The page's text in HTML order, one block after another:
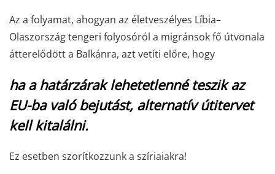
Az a folyamat, ahogyan az életveszélyes Líbia–
Olaszország tengeri folyosóról a migránsok fő útvonala
átterelődött a Balkánra, azt vetíti előre, hogy
ha a határzárak lehetetlenné teszik az
EU-ba való bejutást, alternatív útitervet
kell kitalálni.
Ez esetben szorítkozzunk a szíriaiakra!